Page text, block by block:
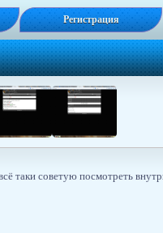
Регистрация
таки советую посмотреть